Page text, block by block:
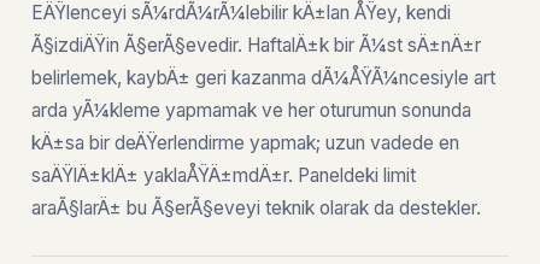
EÄŸlenceyi sÃ¼rdÃ¼rÃ¼lebilir kÄ±lan ÅŸey, kendi
Ã§izdiÄŸin Ã§erÃ§evedir. HaftalÄ±k bir Ã¼st sÄ±nÄ±r
belirlemek, kaybÄ± geri kazanma dÃ¼ÅŸÃ¼ncesiyle art
arda yÃ¼kleme yapmamak ve her oturumun sonunda
kÄ±sa bir deÄŸerlendirme yapmak; uzun vadede en
saÄŸlÄ±klÄ± yaklaÅŸÄ±mdÄ±r. Paneldeki limit
araÃ§larÄ± bu Ã§erÃ§eveyi teknik olarak da destekler.